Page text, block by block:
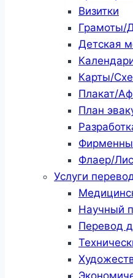
Визитки
Грамоты/
Детская
Карты/
Плакат/
План
Флаер/
Услуги
Научный
Перевод